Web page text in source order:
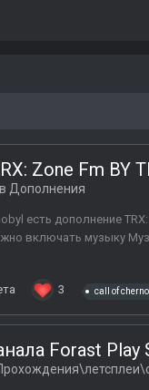
Zone Fm BY
Дополнения
есть дополнение
включать музыку
3 call of
Forast Play